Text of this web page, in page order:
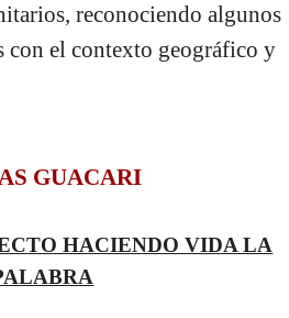
reconociendo algunos
con el contexto geográfico y
GUACARI
HACIENDO VIDA LA